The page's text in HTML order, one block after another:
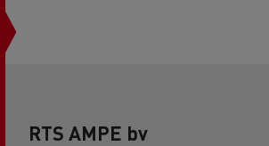
RTS AMPE bv